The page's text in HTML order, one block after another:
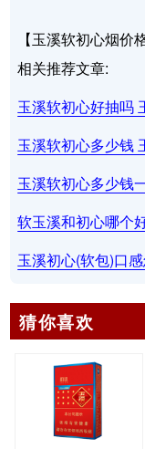
【玉溪软初心烟价
相关推荐文章:
玉溪软初心好抽吗
玉溪软初心多少钱
玉溪软初心多少钱
软玉溪和初心哪个
玉溪初心(软包)口
猜你喜欢